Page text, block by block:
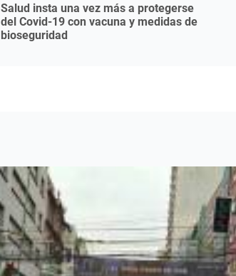
Salud insta una vez más a protegerse
del Covid-19 con vacuna y medidas de
bioseguridad